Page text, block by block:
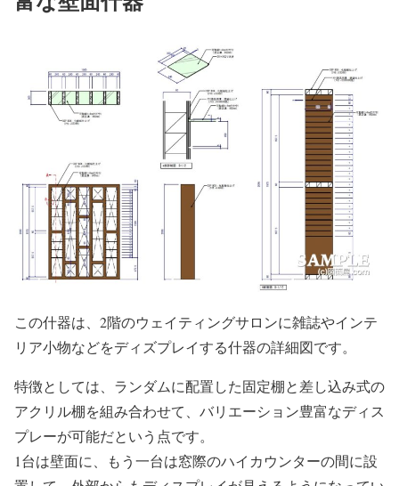
この什器は、2階のウェイティングサロンに雑誌やインテ
リア小物などをディズプレイする什器の詳細図です。
特徴としては、ランダムに配置した固定棚と差し込み式の
アクリル棚を組み合わせて、バリエーション豊富なディス
プレーが可能だという点です。
1台は壁面に、もう一台は窓際のハイカウンターの間に設